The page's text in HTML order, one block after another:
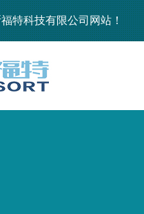
特科技有限公司网站！